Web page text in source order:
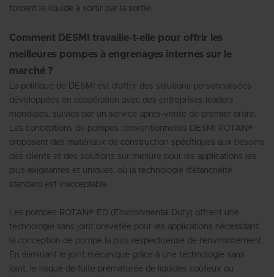
forcent le liquide à sortir par la sortie.
Comment DESMI travaille-t-elle pour offrir les
meilleures pompes à engrenages internes sur le
marché ?
La politique de DESMI est d'offrir des solutions personnalisées
développées en coopération avec des entreprises leaders
mondiales, suivies par un service après-vente de premier ordre.
Les conceptions de pompes conventionnelles DESMI ROTAN®
proposent des matériaux de construction spécifiques aux besoins
des clients et des solutions sur mesure pour les applications les
plus exigeantes et uniques, où la technologie d'étanchéité
standard est inacceptable.
Les pompes ROTAN® ED (Environmental Duty) offrent une
technologie sans joint brevetée pour les applications nécessitant
la conception de pompe la plus respectueuse de l'environnement.
En éliminant le joint mécanique grâce à une technologie sans
joint, le risque de fuite prématurée de liquides coûteux ou